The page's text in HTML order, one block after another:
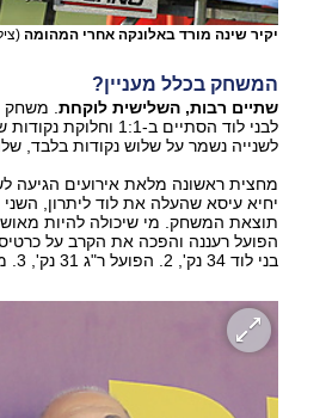
יקיר שינה מורד באלונקה אחרי המהומה
המשחק בכלל מעניין?
שתיים רבות, השלישית לוקחת. משחק
לבני לוד הסתיים ב-
לשנייה נשמר על שלוש נקודות בלבד,
מחצית ראשונה מלאת אירועים הגיעה
יחיא עיסא שהעלה את לוד ליתרון,
בני לוד 34 נק', 2. הפועל ר"ג 31 נק', 3. מכבי הרצליה 31 נק'.